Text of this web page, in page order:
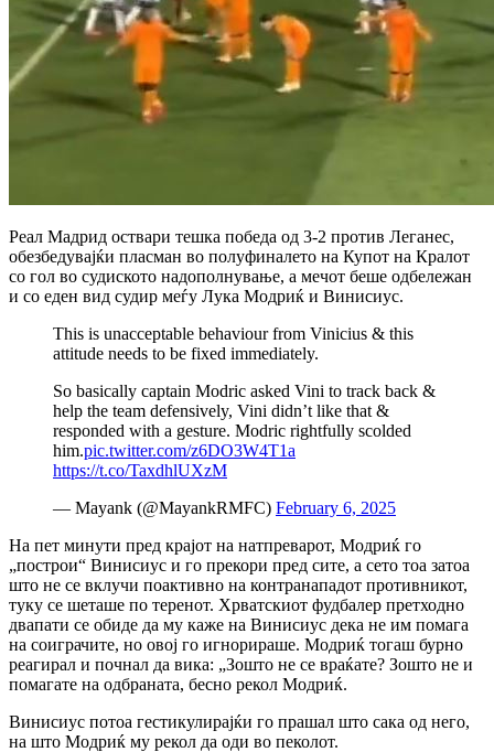
Реал Мадрид оствари тешка победа од 3-2 против Леганес,
обезбедувајќи пласман во полуфиналето на Купот на Кралот
со гол во судиското надополнување, а мечот беше одбележан
и со еден вид судир меѓу Лука Модриќ и Винисиус.
This is unacceptable behaviour from Vinicius & this
attitude needs to be fixed immediately.
So basically captain Modric asked Vini to track back &
help the team defensively, Vini didn’t like that &
responded with a gesture. Modric rightfully scolded
him.pic.twitter.com/z6DO3W4T1a
https://t.co/TaxdhlUXzM
— Mayank (@MayankRMFC) February 6, 2025
На пет минути пред крајот на натпреварот, Модриќ го
„построи“ Винисиус и го прекори пред сите, а сето тоа затоа
што не се вклучи поактивно на контранападот противникот,
туку се шеташе по теренот. Хрватскиот фудбалер претходно
двапати се обиде да му каже на Винисиус дека не им помага
на соиграчите, но овој го игнорираше. Модриќ тогаш бурно
реагирал и почнал да вика: „Зошто не се враќате? Зошто не и
помагате на одбраната, бесно рекол Модриќ.
Винисиус потоа гестикулирајќи го прашал што сака од него,
на што Модриќ му рекол да оди во пеколот.